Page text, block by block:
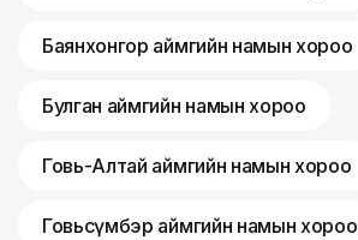
Баянхонгор аймгийн намын хороо
Булган аймгийн намын хороо
Говь-Алтай аймгийн намын хороо
Говьсүмбэр аймгийн намын хороо